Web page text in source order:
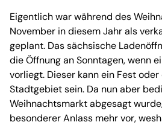
Eigentlich war während des
November in diesem Jahr als
geplant. Das sächsische
die Öffnung an Sonntagen, wenn
vorliegt. Dieser kann ein Fest
Stadtgebiet sein. Da nun aber
Weihnachtsmarkt abgesagt
besonderer Anlass mehr vor,